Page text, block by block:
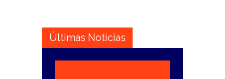
Últimas Noticias